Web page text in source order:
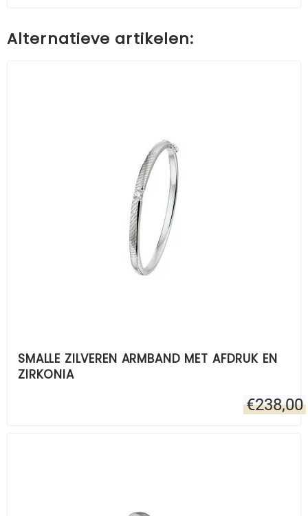
Alternatieve artikelen:
SMALLE ZILVEREN ARMBAND MET AFDRUK EN
ZIRKONIA
€238,00